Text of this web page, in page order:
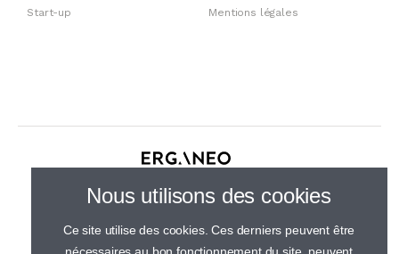
Start-up Mentions légales
01 44 23 21 50
Nous utilisons des cookies
Ce site utilise des cookies. Ces derniers peuvent être